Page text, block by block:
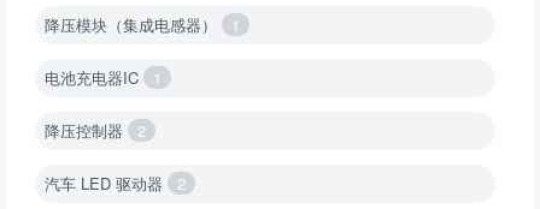
降压模块（集成电感器） 1
电池充电器IC 1
降压控制器 2
汽车 LED 驱动器 2